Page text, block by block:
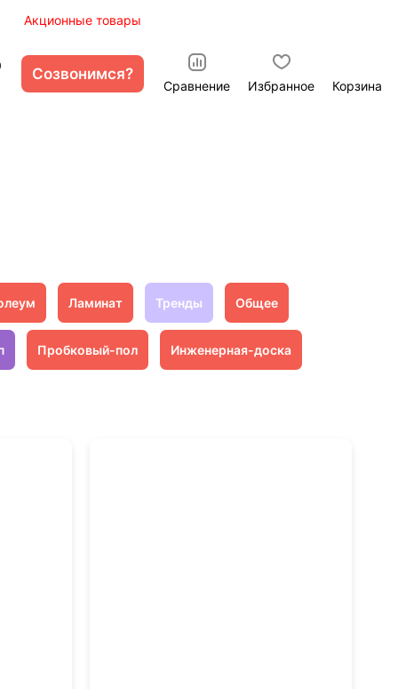
Акционные товары
Созвонимся?
Сравнение Избранное Корзина
Ламинат Тренды Общее
Пробковый-пол Инженерная-доска